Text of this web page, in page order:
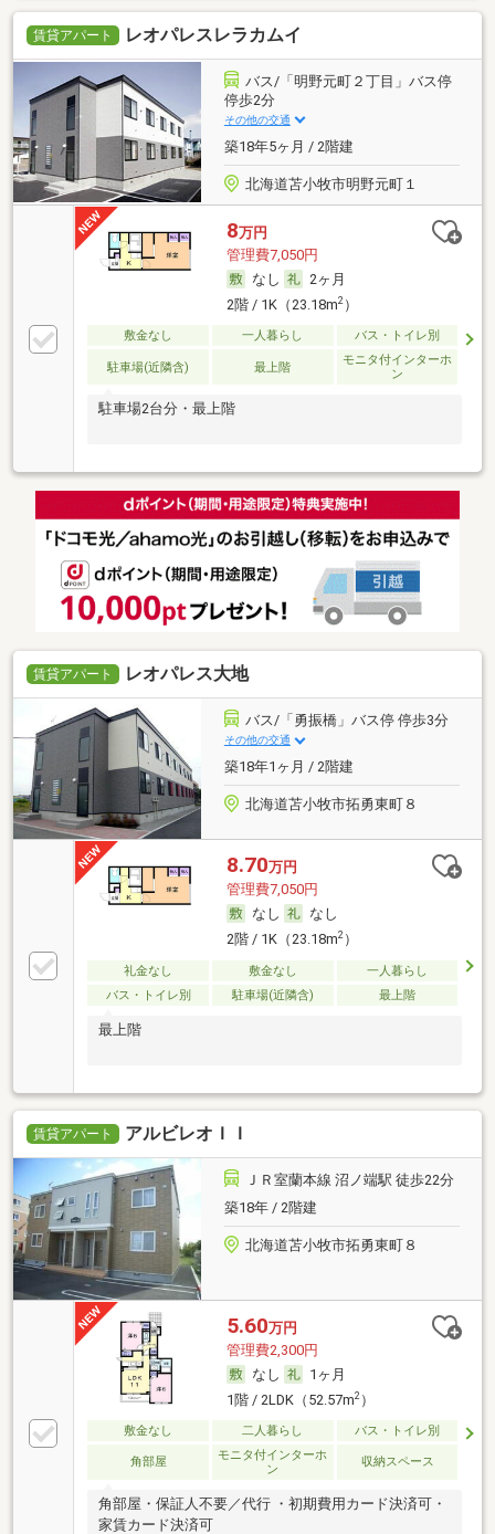
賃貸アパート レオパレスレラカムイ
バス/「明野元町２丁目」バス停
停歩2分
その他の交通
築18年5ヶ月 / 2階建
北海道苫小牧市明野元町１
8万円
管理費7,050円
なし
2ヶ月
2階 / 1K（23.18m2）
敷金なし 一人暮らし バス・トイレ別
駐車場(近隣含) 最上階
モニタ付インターホ
ン
駐車場2台分・最上階
賃貸アパート レオパレス大地
バス/「勇振橋」バス停 停歩3分
その他の交通
築18年1ヶ月 / 2階建
北海道苫小牧市拓勇東町８
8.70万円
管理費7,050円
なし
なし
2階 / 1K（23.18m2）
礼金なし 敷金なし
一人暮らし
バス・トイレ別
駐車場(近隣含) 最上階
最上階
賃貸アパート アルビレオＩＩ
ＪＲ室蘭本線 沼ノ端駅 徒歩22分
築18年 / 2階建
北海道苫小牧市拓勇東町８
5.60万円
管理費2,300円
なし
1ヶ月
1階 / 2LDK（52.57m2）
敷金なし 二人暮らし バス・トイレ別
角部屋
モニタ付インターホ
ン
収納スペース
角部屋・保証人不要／代行 ・初期費用カード決済可・
家賃カード決済可